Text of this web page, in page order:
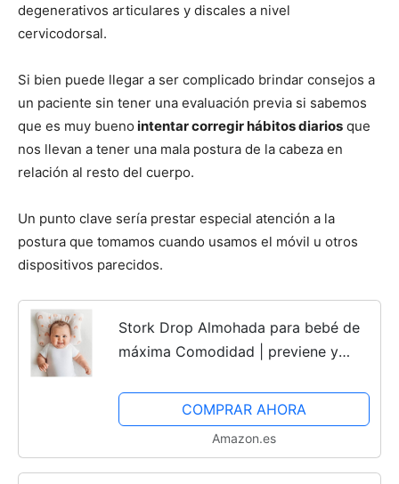
degenerativos articulares y discales a nivel
cervicodorsal.
Si bien puede llegar a ser complicado brindar consejos a
un paciente sin tener una evaluación previa si sabemos
que es muy bueno intentar corregir hábitos diarios que
nos llevan a tener una mala postura de la cabeza en
relación al resto del cuerpo.
Un punto clave sería prestar especial atención a la
postura que tomamos cuando usamos el móvil u otros
dispositivos parecidos.
Stork Drop Almohada para bebé de
máxima Comodidad | previene y
(plagiocefalia) | Malla Transpirable
3D Air | Algodón...
COMPRAR AHORA
Amazon.es